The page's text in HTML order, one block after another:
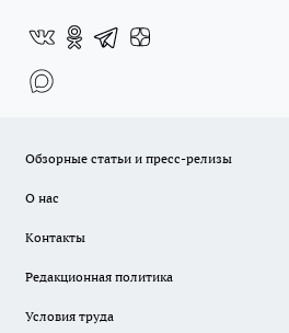
Обзорные статьи и пресс-релизы
О нас
Контакты
Редакционная политика
Условия труда